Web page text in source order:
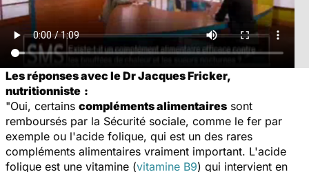
Les réponses avec le Dr Jacques Fricker,
nutritionniste :
"Oui, certains compléments alimentaires sont
remboursés par la Sécurité sociale, comme le fer par
exemple ou l'acide folique, qui est un des rares
compléments alimentaires vraiment important. L'acide
folique est une vitamine (vitamine B9) qui intervient en